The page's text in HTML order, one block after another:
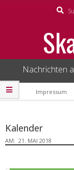
Nachrichten
Secondary
Navigation
Impressum
Kalender
AM: 21. MAI 2018